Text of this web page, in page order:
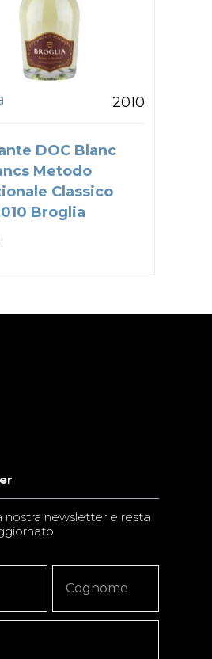
2010
DOC Blanc
Metodo
Classico
Broglia
nostra newsletter e resta